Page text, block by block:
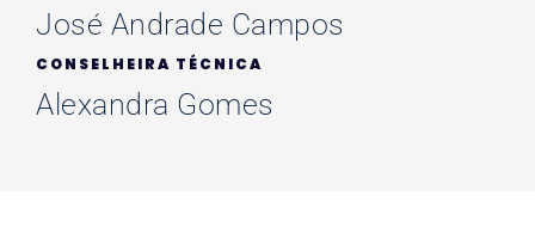
José Andrade Campos
CONSELHEIRA TÉCNICA
Alexandra Gomes